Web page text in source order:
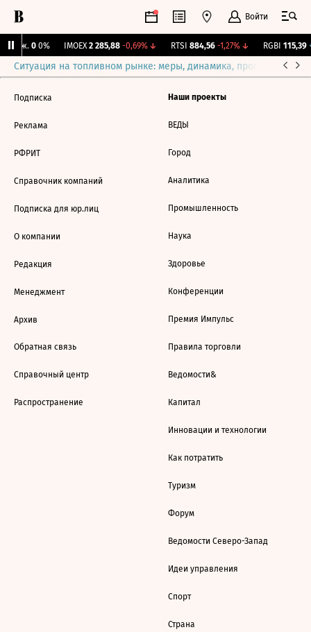
Войти
Бирж. 0 0% IMOEX 2 285,88 -0,69%↓ RTSI 884,56 -1,27%↓ RGBI 115,39
Ситуация на топливном рынке: меры, динамика, прогнозы
Подписка
Реклама
РФРИТ
Справочник компаний
Подписка для юр.лиц
О компании
Редакция
Менеджмент
Архив
Обратная связь
Справочный центр
Распространение
Наши проекты
ВЕДЫ
Город
Аналитика
Промышленность
Наука
Здоровье
Конференции
Премия Импульс
Правила торговли
Ведомости&
Капитал
Инновации и технологии
Как потратить
Туризм
Форум
Ведомости Северо-Запад
Идеи управления
Спорт
Страна